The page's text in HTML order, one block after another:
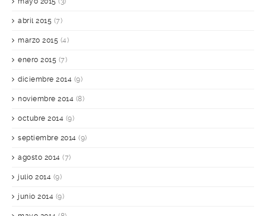
abril 2015 (7)
marzo 2015 (4)
enero 2015 (7)
diciembre 2014 (9)
noviembre 2014 (8)
octubre 2014 (9)
septiembre 2014 (9)
agosto 2014 (7)
julio 2014 (9)
junio 2014 (9)